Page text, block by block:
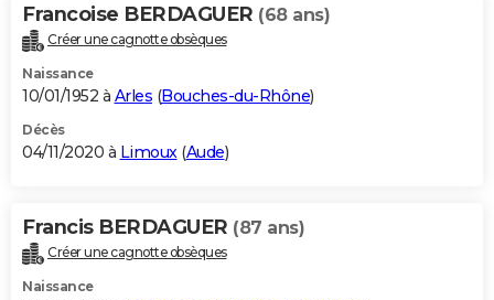
Francoise BERDAGUER (68 ans)
Créer une cagnotte obsèques
Naissance
10/01/1952 à Arles (Bouches-du-Rhône)
Décès
04/11/2020 à Limoux(Aude)
Francis BERDAGUER (87 ans)
Créer une cagnotte obsèques
Naissance